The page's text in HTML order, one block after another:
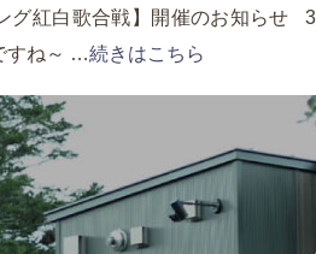
グ紅白歌合戦】開催のお知らせ 3
すね～ …続きはこちら